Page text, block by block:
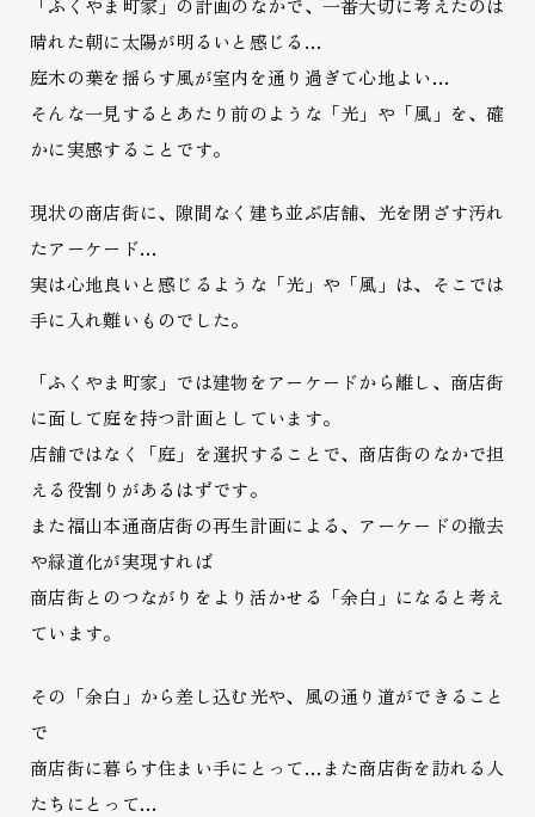
「ふくやま町家」の計画のなかで、一番大切に考えたのは
晴れた朝に太陽が明るいと感じる…
庭木の葉を揺らす風が室内を通り過ぎて心地よい…
そんな一見するとあたり前のような「光」や「風」を、確
かに実感することです。
現状の商店街に、隙間なく建ち並ぶ店舗、光を閉ざす汚れ
たアーケード…
実は心地良いと感じるような「光」や「風」は、そこでは
手に入れ難いものでした。
「ふくやま町家」では建物をアーケードから離し、商店街
に面して庭を持つ計画としています。
店舗ではなく「庭」を選択することで、商店街のなかで担
える役割りがあるはずです。
また福山本通商店街の再生計画による、アーケードの撤去
や緑道化が実現すれば
商店街とのつながりをより活かせる「余白」になると考え
ています。
その「余白」から差し込む光や、風の通り道ができること
で
商店街に暮らす住まい手にとって…また商店街を訪れる人
たちにとって…